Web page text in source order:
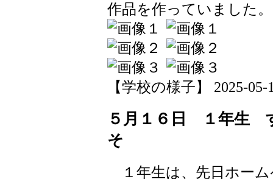
作品を作っていました
【学校の様子】 2025-05-
５月１６日 １年生
そ
１年生は、先日ホー